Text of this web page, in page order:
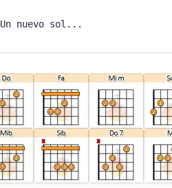
Un nuevo sol...